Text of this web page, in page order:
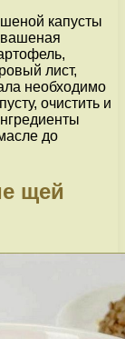
капусты
лист,
необходимо
очистить и
до
щей